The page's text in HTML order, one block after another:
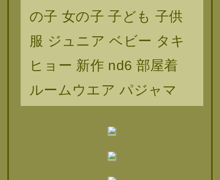
の子 女の子 子ども 子供
服 ジュニア ベビー タキ
ヒョー 新作 nd6 部屋着
ルームウエア パジャマ